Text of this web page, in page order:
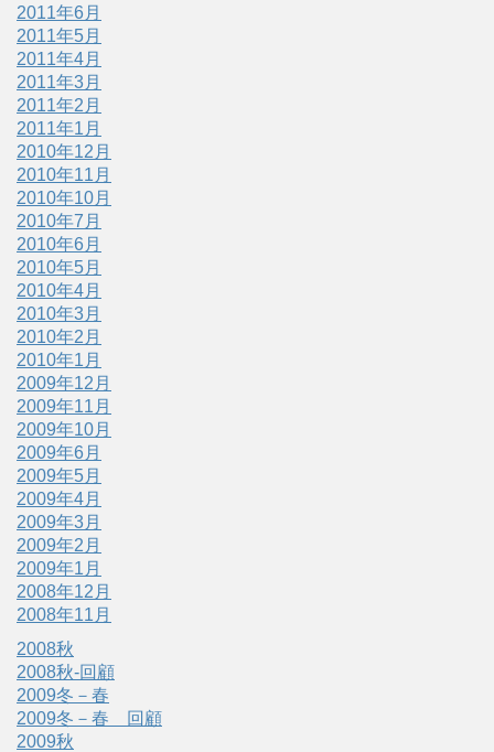
2011年6月
2011年5月
2011年4月
2011年3月
2011年2月
2011年1月
2010年12月
2010年11月
2010年10月
2010年7月
2010年6月
2010年5月
2010年4月
2010年3月
2010年2月
2010年1月
2009年12月
2009年11月
2009年10月
2009年6月
2009年5月
2009年4月
2009年3月
2009年2月
2009年1月
2008年12月
2008年11月
2008秋
2008秋-回顧
2009冬－春
2009冬－春 回顧
2009秋